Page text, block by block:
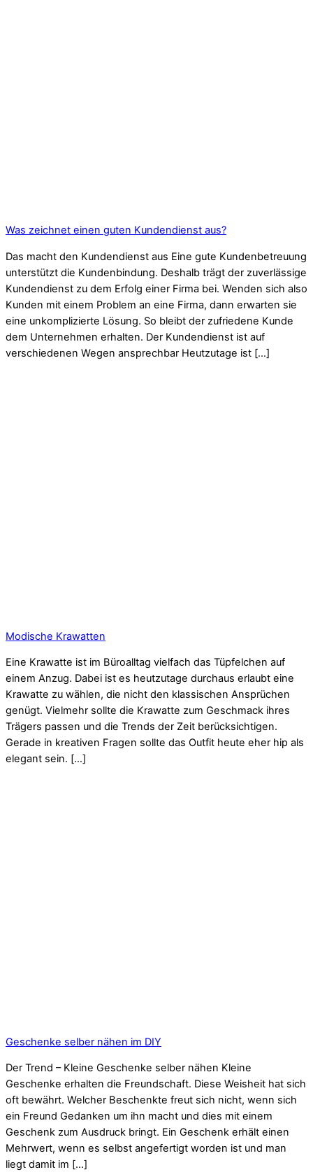
Was zeichnet einen guten Kundendienst aus?
Das macht den Kundendienst aus Eine gute Kundenbetreuung
unterstützt die Kundenbindung. Deshalb trägt der zuverlässige
Kundendienst zu dem Erfolg einer Firma bei. Wenden sich also
Kunden mit einem Problem an eine Firma, dann erwarten sie
eine unkomplizierte Lösung. So bleibt der zufriedene Kunde
dem Unternehmen erhalten. Der Kundendienst ist auf
verschiedenen Wegen ansprechbar Heutzutage ist […]
Modische Krawatten
Eine Krawatte ist im Büroalltag vielfach das Tüpfelchen auf
einem Anzug. Dabei ist es heutzutage durchaus erlaubt eine
Krawatte zu wählen, die nicht den klassischen Ansprüchen
genügt. Vielmehr sollte die Krawatte zum Geschmack ihres
Trägers passen und die Trends der Zeit berücksichtigen.
Gerade in kreativen Fragen sollte das Outfit heute eher hip als
elegant sein. […]
Geschenke selber nähen im DIY
Der Trend – Kleine Geschenke selber nähen Kleine
Geschenke erhalten die Freundschaft. Diese Weisheit hat sich
oft bewährt. Welcher Beschenkte freut sich nicht, wenn sich
ein Freund Gedanken um ihn macht und dies mit einem
Geschenk zum Ausdruck bringt. Ein Geschenk erhält einen
Mehrwert, wenn es selbst angefertigt worden ist und man
liegt damit im […]